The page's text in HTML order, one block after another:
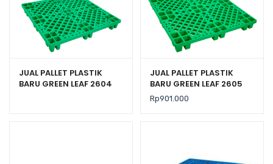
JUAL PALLET PLASTIK
BARU GREEN LEAF 2604
JUAL PALLET PLASTIK
BARU GREEN LEAF 2605
UKURAN 120x120x14 CM
Rp901.000